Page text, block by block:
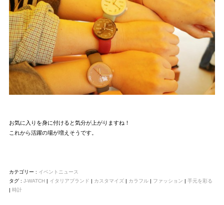
お気に入りを身に付けると気分が上がりますね！
これから活躍の場が増えそうです。
カテゴリー : イベントニュース
タグ : J-WATCH イタリアブランド カスタマイズ カラフル| ファッション
手元を彩る
時計